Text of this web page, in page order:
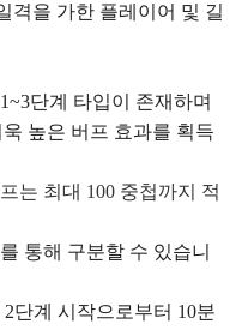
격을 가한 플레이어 및 길
단계 타입이 존재하며
높은 버프 효과를 획득
는 최대 100 중첩까지 적
통해 구분할 수 있습니
단계 시작으로부터 10분